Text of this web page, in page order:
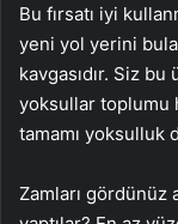
Bu fırsatı iyi
yeni yol yerini
kavgasıdır. Siz
yoksullar toplumu
tamamı
Zamları